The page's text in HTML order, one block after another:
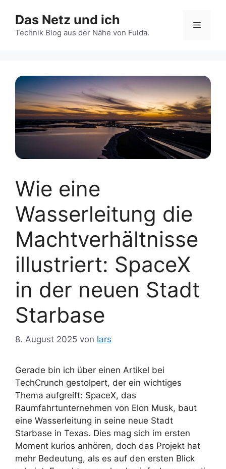
Inhalt
springen
Das Netz und ich
Technik Blog aus der Nähe von Fulda.
Menü
Wie eine
Wasserleitung die
Machtverhältnisse
illustriert: SpaceX
in der neuen Stadt
Starbase
8. August 2025 von lars
Gerade bin ich über einen Artikel bei
TechCrunch gestolpert, der ein wichtiges
Thema aufgreift: SpaceX, das
Raumfahrtunternehmen von Elon Musk, baut
eine Wasserleitung in seine neue Stadt
Starbase in Texas. Dies mag sich im ersten
Moment kurios anhören, doch das Projekt hat
mehr Bedeutung, als es auf den ersten Blick